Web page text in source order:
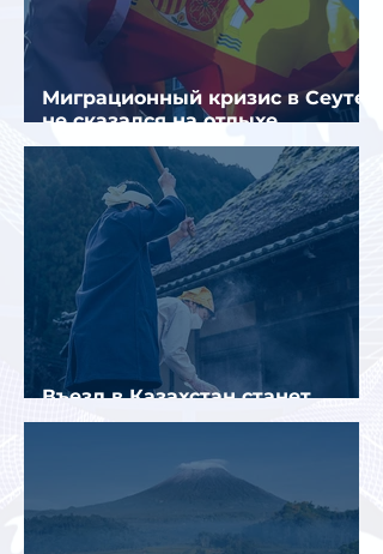
Миграционный кризис в Сеуте
не сказался на отдыхе
российских туристов в Испании
Въезд в Казахстан станет
платным до конца года